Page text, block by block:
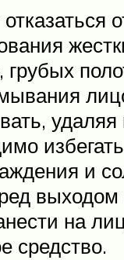
грубых
удаляя
избегать
и
выходом
на
средство.